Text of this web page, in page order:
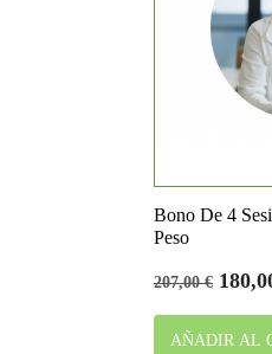

Bono De 4
Peso
Precio
base
207,00 €
AÑADIR AL